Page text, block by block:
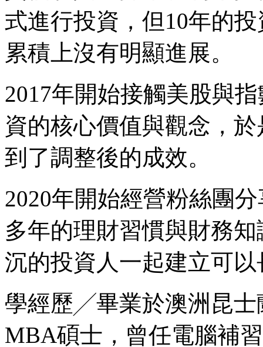
式進行投資，但10年的
累積上沒有明顯進展。
2017年開始接觸美股與
資的核心價值與觀念，
到了調整後的成效。
2020年開始經營粉絲團
多年的理財習慣與財務
沉的投資人一起建立可
學經歷╱畢業於澳洲昆士
MBA碩士，曾任電腦補